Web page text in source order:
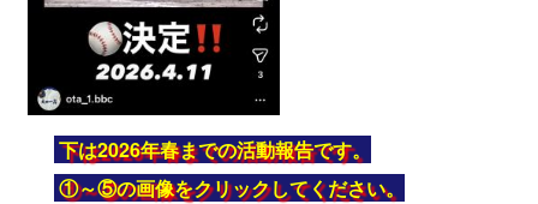
下は2026年春までの活動報告です。
①～⑤の画像をクリックしてください。